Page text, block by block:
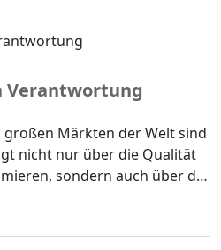
dass unser
anerkannten
Schutz der Menschenrechte
Verantwortung
Märkten der Welt sind
nicht nur über die Qualität
sondern auch über die
hat Wifeng seine Politik der
die betont, dass die